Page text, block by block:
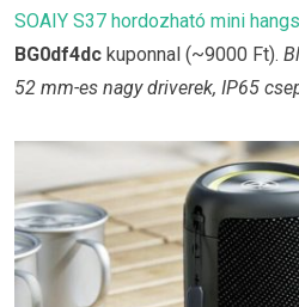
SOAIY S37 hordozható mini
BG0df4dc kuponnal (~9000 Ft).
52 mm-es nagy driverek, IP65